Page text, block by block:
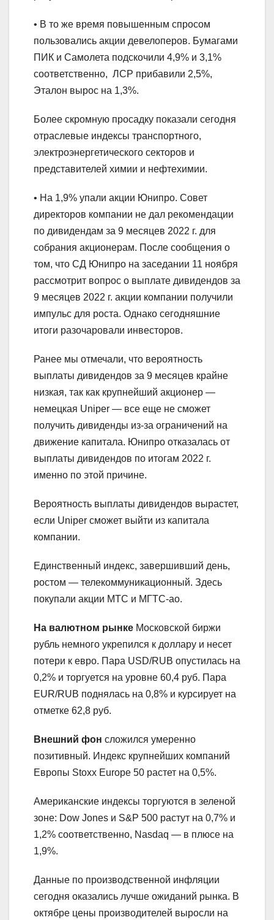
• В то же время повышенным спросом
пользовались акции девелоперов. Бумагами
ПИК и Самолета подскочили 4,9% и 3,1%
соответственно, ЛСР прибавили 2,5%,
Эталон вырос на 1,3%.
Более скромную просадку показали сегодня
отраслевые индексы транспортного,
электроэнергетического секторов и
представителей химии и нефтехимии.
• На 1,9% упали акции Юнипро. Совет
директоров компании не дал рекомендации
по дивидендам за 9 месяцев 2022 г. для
собрания акционерам. После сообщения о
том, что СД Юнипро на заседании 11 ноября
рассмотрит вопрос о выплате дивидендов за
9 месяцев 2022 г. акции компании получили
импульс для роста. Однако сегодняшние
итоги разочаровали инвесторов.
Ранее мы отмечали, что вероятность
выплаты дивидендов за 9 месяцев крайне
низкая, так как крупнейший акционер —
немецкая Uniper — все еще не сможет
получить дивиденды из-за ограничений на
движение капитала. Юнипро отказалась от
выплаты дивидендов по итогам 2022 г.
именно по этой причине.
Вероятность выплаты дивидендов вырастет,
если Uniper сможет выйти из капитала
компании.
Единственный индекс, завершивший день,
ростом — телекоммуникационный. Здесь
покупали акции МТС и МГТС-ао.
На валютном рынке Московской биржи
рубль немного укрепился к доллару и несет
потери к евро. Пара USD/RUB опустилась на
0,2% и торгуется на уровне 60,4 руб. Пара
EUR/RUB поднялась на 0,8% и курсирует на
отметке 62,8 руб.
Внешний фон сложился умеренно
позитивный. Индекс крупнейших компаний
Европы Stoxx Europe 50 растет на 0,5%.
Американские индексы торгуются в зеленой
зоне: Dow Jones и S&P 500 растут на 0,7% и
1,2% соответственно, Nasdaq — в плюсе на
1,9%.
Данные по производственной инфляции
сегодня оказались лучше ожиданий рынка. В
октябре цены производителей выросли на